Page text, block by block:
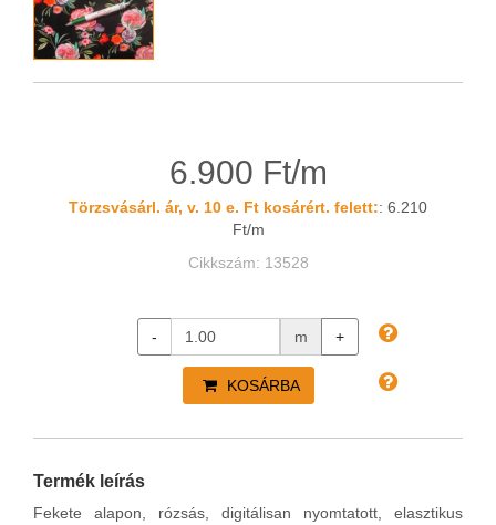
6.900 Ft/m
Törzsvásárl. ár, v. 10 e. Ft kosárért. felett:: 6.210
Ft/m
Cikkszám: 13528
- m +
KOSÁRBA
Termék leírás
Fekete alapon, rózsás, digitálisan nyomtatott, elasztikus